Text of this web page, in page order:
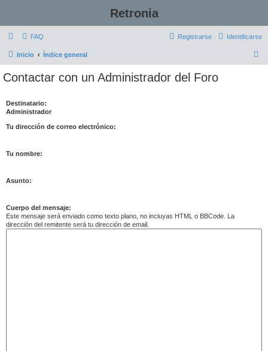
Retronia
FAQ Identificarse
Registrarse
Inicio Índice general
Contactar con un Administrador del Foro
Destinatario:
Administrador
Tu dirección de correo electrónico:
Tu nombre:
Asunto:
Cuerpo del mensaje:
Este mensaje será enviado como texto plano, no incluyas HTML o BBCode. La
dirección del remitente será tu dirección de email.